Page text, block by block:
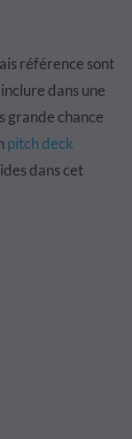
référence sont
dans une
grande chance
pitch deck
dans cet